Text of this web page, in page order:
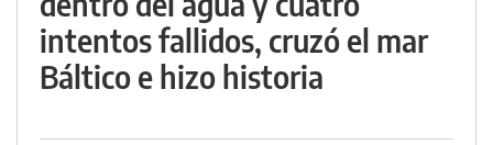
intentos fallidos, cruzó el mar
Báltico e hizo historia